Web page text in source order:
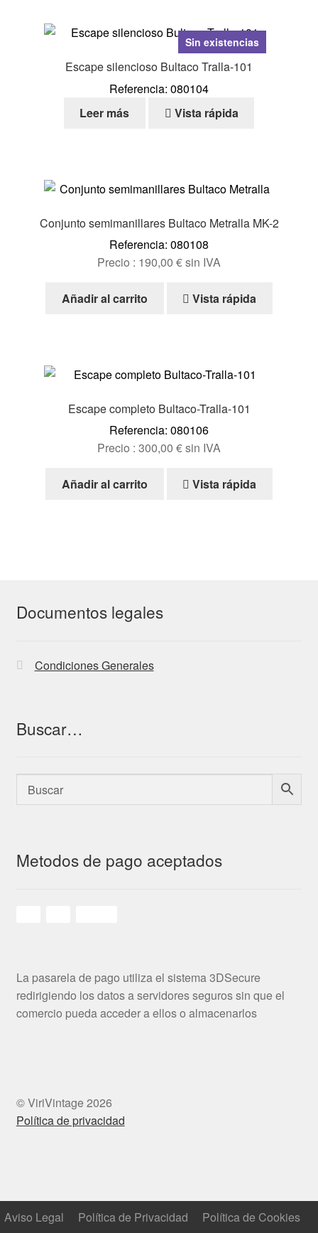
Sin existencias
Escape silencioso Bultaco Tralla-101
Referencia: 080104
Leer más
Vista rápida
Conjunto semimanillares Bultaco Metralla MK-2
Referencia: 080108
Precio : 190,00 €sin IVA
Añadir al carrito Vista rápida
Escape completo Bultaco-Tralla-101
Referencia: 080106
Precio : 300,00 €sin IVA
Añadir al carrito Vista rápida
Documentos legales
Condiciones Generales
Buscar…
Metodos de pago aceptados
La pasarela de pago utiliza el sistema 3DSecure
redirigiendo los datos a servidores seguros sin que el
comercio pueda acceder a ellos o almacenarlos
© ViriVintage 2026
Política de privacidad
Aviso Legal Política de Privacidad Política de Cookies